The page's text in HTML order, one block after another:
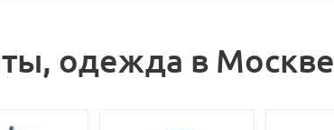
одежда в Москве